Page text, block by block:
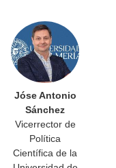
Jóse Antonio
Sánchez
Vicerrector de
Política
Científica de la